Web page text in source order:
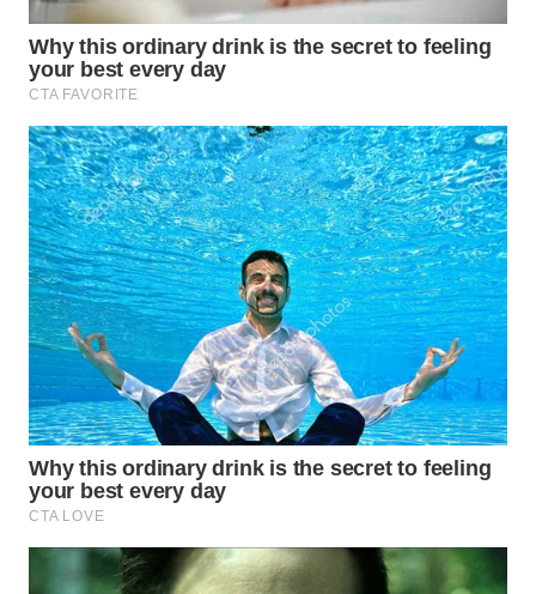
WN
BOROBUDUR
MADURA
WN
SURABAYA
WN
NATUNA
WN
BINTAN
WN
MANDALIKA
WN
LIKUPANG